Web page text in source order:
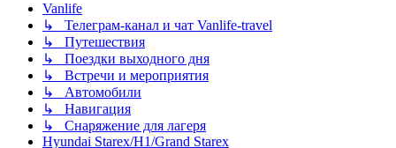
Vanlife
↳ Телеграм-канал и чат Vanlife-travel
↳ Путешествия
↳ Поездки выходного дня
↳ Встречи и мероприятия
↳ Автомобили
↳ Навигация
↳ Снаряжение для лагеря
Hyundai Starex/H1/Grand Starex